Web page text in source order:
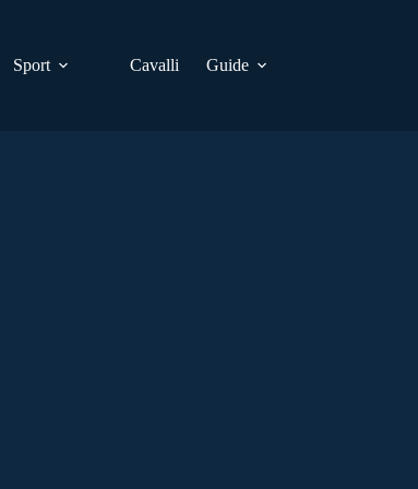
Sport Cavalli Guide